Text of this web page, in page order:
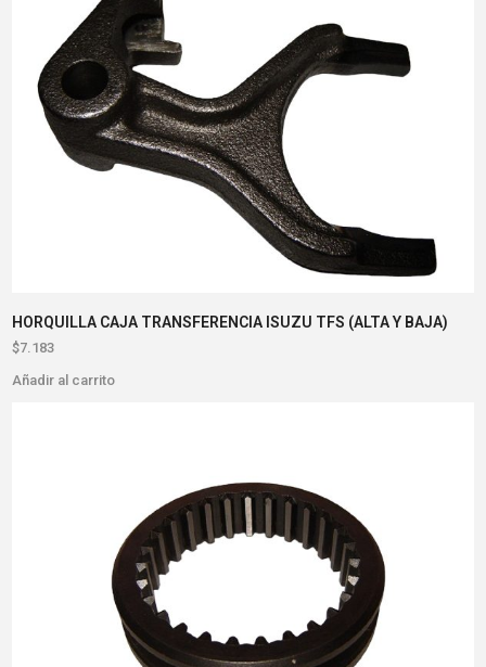
HORQUILLA CAJA TRANSFERENCIA ISUZU TFS (ALTA Y BAJA)
$7.183
Añadir al carrito